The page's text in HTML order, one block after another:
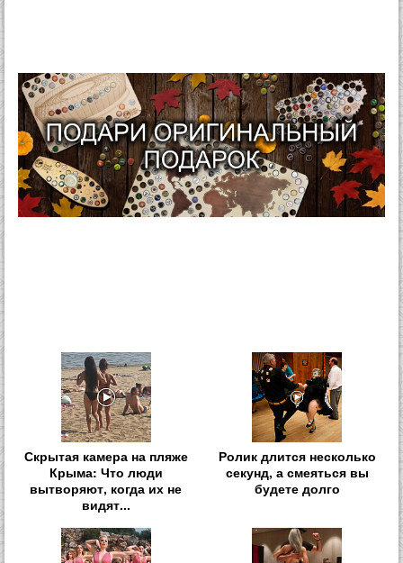
Скрытая камера на пляже
Крыма: Что люди
вытворяют, когда их не
видят...
Ролик длится несколько
секунд, а смеяться вы
будете долго